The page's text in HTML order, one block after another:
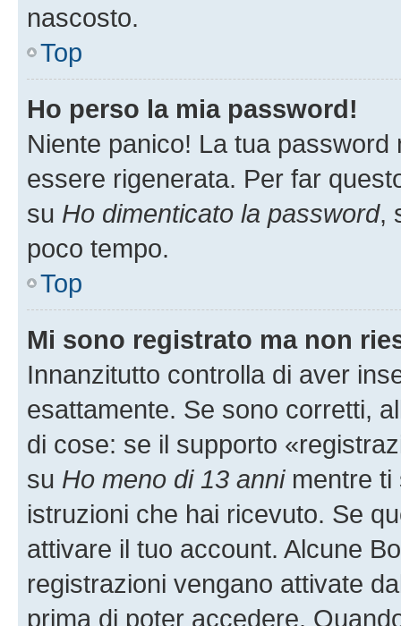
nascosto.
Top
Ho perso la mia password!
Niente panico! La tua
essere rigenerata. Per far
su Ho dimenticato la password,
poco tempo.
Top
Mi sono registrato ma non
Innanzitutto controlla di aver
esattamente. Se sono corretti,
di cose: se il supporto
su Ho meno di 13 annimentre ti
istruzioni che hai ricevuto. Se
attivare il tuo account. Alcune
registrazioni vengano attivate
prima di poter accedere.